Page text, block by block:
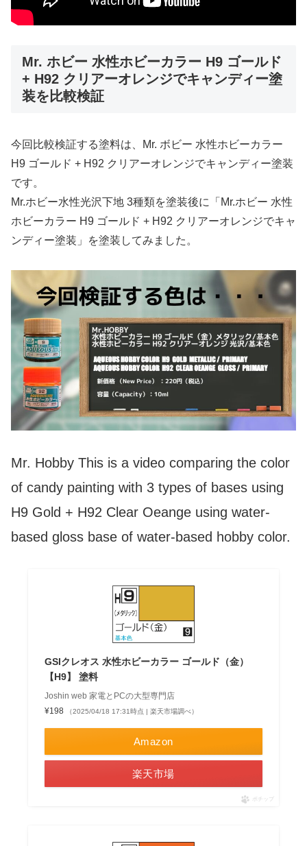
Mr. ホビー 水性ホビーカラー H9 ゴールド
+ H92 クリアーオレンジでキャンディー塗
装を比較検証
今回比較検証する塗料は、Mr. ボビー 水性ホビーカラー
H9 ゴールド + H92 クリアーオレンジでキャンディー塗装
です。
Mr.ホビー水性光沢下地 3種類を塗装後に「Mr.ホビー 水性
ホビーカラー H9 ゴールド + H92 クリアーオレンジでキャ
ンディー塗装」を塗装してみました。
Mr. Hobby This is a video comparing the color
of candy painting with 3 types of bases using
H9 Gold + H92 Clear Oeange using water-
based gloss base of water-based hobby color.
GSIクレオス 水性ホビーカラー ゴールド（金）
【H9】 塗料
Joshin web 家電とPCの大型専門店
¥198
（2025/04/18 17:31時点 | 楽天市場調べ）
Amazon
楽天市場
ポチップ